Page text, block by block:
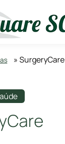
»SurgeryCare